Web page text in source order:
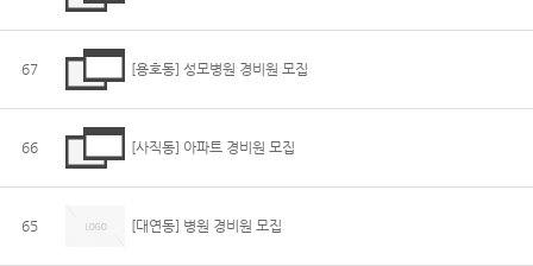
67 [용호동] 성모병원 경비원 모집
66 [사직동] 아파트 경비원 모집
65 [대연동] 병원 경비원 모집